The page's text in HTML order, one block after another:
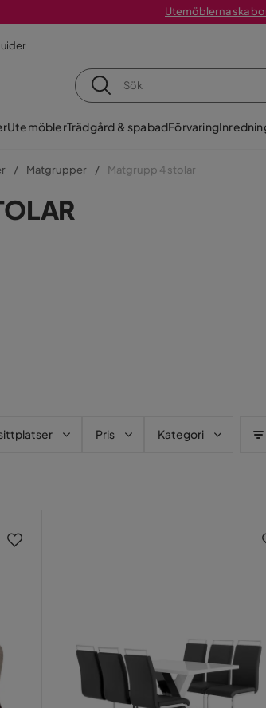
Utemöblerna ska
UtemöblerTrädgård & spabadFörvaring
Matgrupper Matgrupp 4 stolar
Pris Kategori